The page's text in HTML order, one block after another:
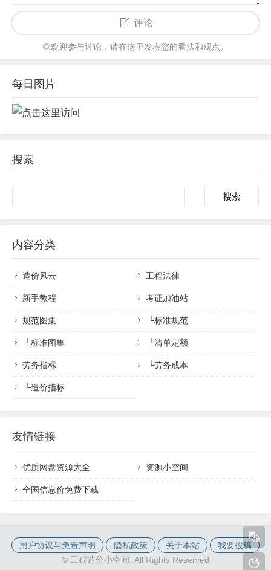
评论
◎欢迎参与讨论，请在这里发表您的看法和观点。
每日图片
搜索
内容分类
造价风云 工程法律
新手教程 考证加油站
规范图集 └标准规范
└标准图集 └清单定额
劳务指标 └劳务成本
└造价指标
友情链接
优质网盘资源大全 资源小空间
全国信息价免费下载
用户协议与免责声明 隐私政策 关于本站
我要投稿
© 工程造价小空间. All Rights Reserved